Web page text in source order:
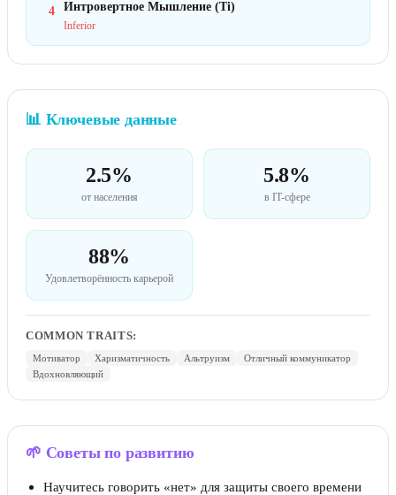
4 Интровертное Мышление (Ti)
Inferior
📊 Ключевые данные
2.5%
от населения
5.8%
в IT-сфере
88%
Удовлетворённость карьерой
COMMON TRAITS:
Мотиватор Харизматичность Альтруизм
Отличный коммуникатор
Вдохновляющий
🌱 Советы по развитию
Научитесь говорить «нет» для защиты своего времени